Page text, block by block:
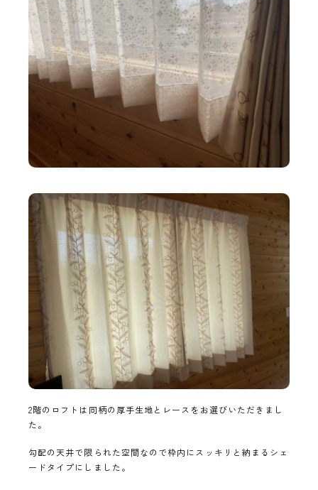
2階のロフトは同柄の厚手生地とレースをお選びいただきまし
た。
勾配の天井で限られた空間なので枠内にスッキリと納まるシェ
ードタイプにしました。